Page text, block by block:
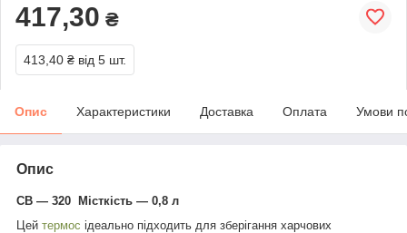
417,30 ₴
413,40 ₴ від 5 шт.
Опис Характеристики Доставка Оплата Умови
Опис
СВ — 320 Місткість — 0,8 л
Цей термос ідеально підходить для зберігання харчових